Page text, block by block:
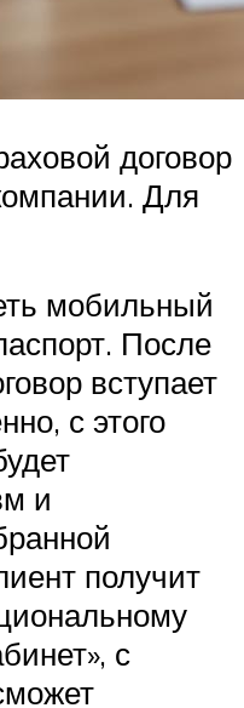
договор
Для
мобильный
После
вступает
с этого
и
получит
с